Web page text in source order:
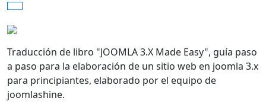
Traducción de libro "JOOMLA 3.X Made Easy", guía paso
a paso para la elaboración de un sitio web en joomla 3.x
para principiantes, elaborado por el equipo de
joomlashine.